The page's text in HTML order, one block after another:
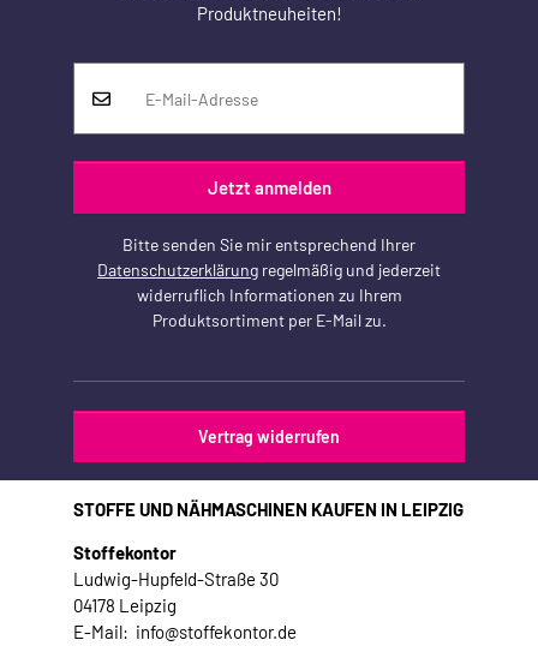
Produktneuheiten!
Jetzt anmelden
Bitte senden Sie mir entsprechend Ihrer
Datenschutzerklärung regelmäßig und jederzeit
widerruflich Informationen zu Ihrem
Produktsortiment per E-Mail zu.
Vertrag widerrufen
STOFFE UND NÄHMASCHINEN KAUFEN IN LEIPZIG
Stoffekontor
Ludwig-Hupfeld-Straße 30
04178 Leipzig
E-Mail: info@stoffekontor.de